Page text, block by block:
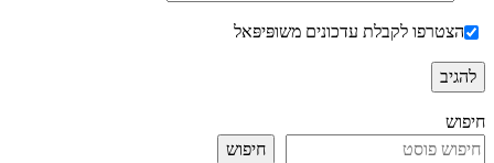
הצטרפו לקבלת עדכונים משופּיפּאל
חיפוש
חיפוש